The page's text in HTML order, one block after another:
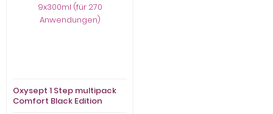
Oxysept 1 Step multipack
Comfort Black Edition